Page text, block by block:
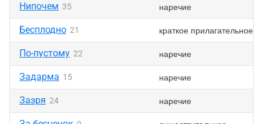
Нипочем 35 наречие
Бесплодно 21 краткое прилагательное
По-пустому 22 наречие
Задарма 15 наречие
Зазря 24 наречие